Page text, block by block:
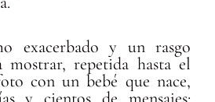
exacerbado y un rasgo
repetida hasta el
con un bebé que nace,